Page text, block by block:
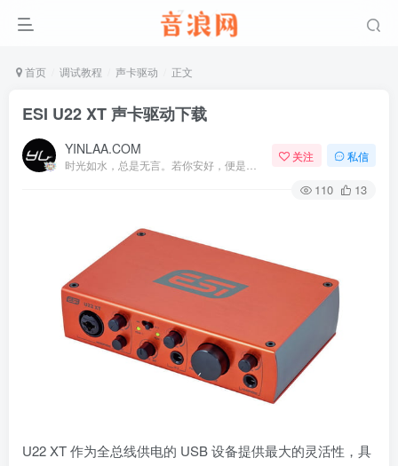
首页 调试教程 声卡驱动 正文
ESI U22 XT 声卡驱动下载
YINLAA.COM 关注 私信
110 13
U22 XT 作为全总线供电的 USB 设备提供最大的灵活性，具